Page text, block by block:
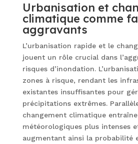
Urbanisation et
climatique comme
aggravants
L’urbanisation rapide et le
jouent un rôle crucial dans
risques d’inondation.
zones à risque, rendant les
existantes insuffisantes pour
précipitations extrêmes.
changement climatique
météorologiques plus intenses
augmentant ainsi la probabilité